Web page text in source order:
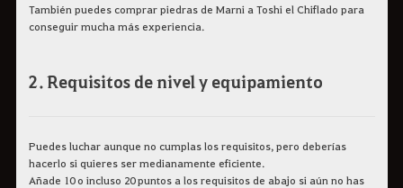
También puedes comprar piedras de Marni a Toshi el Chiflado para
conseguir mucha más experiencia.
2. Requisitos de nivel y equipamiento
Puedes luchar aunque no cumplas los requisitos, pero deberías
hacerlo si quieres ser medianamente eficiente.
Añade 10 o incluso 20 puntos a los requisitos de abajo si aún no has